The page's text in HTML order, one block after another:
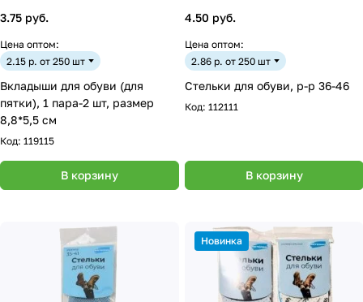
3.75 руб.
Цена оптом:
2.15 р. от 250 шт
Вкладыши для обуви (для
пятки), 1 пара-2 шт, размер
8,8*5,5 см
Код: 119115
В корзину
4.50 руб.
Цена оптом:
2.86 р. от 250 шт
Стельки для обуви, р-р 36-46
Код: 112111
В корзину
Новинка